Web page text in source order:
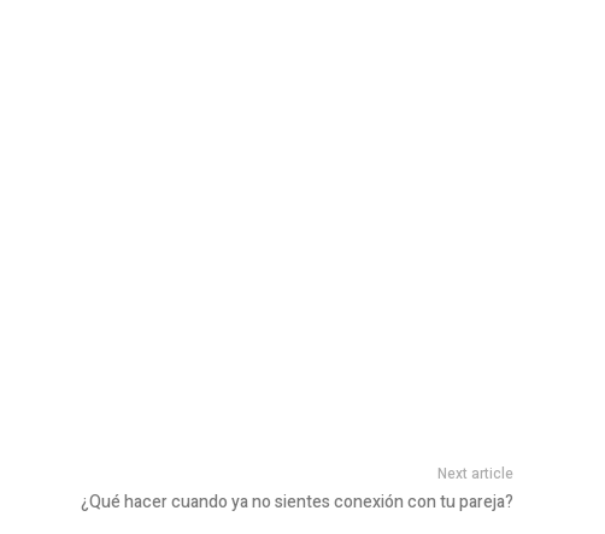
Next article
¿Qué hacer cuando ya no sientes conexión con tu pareja?